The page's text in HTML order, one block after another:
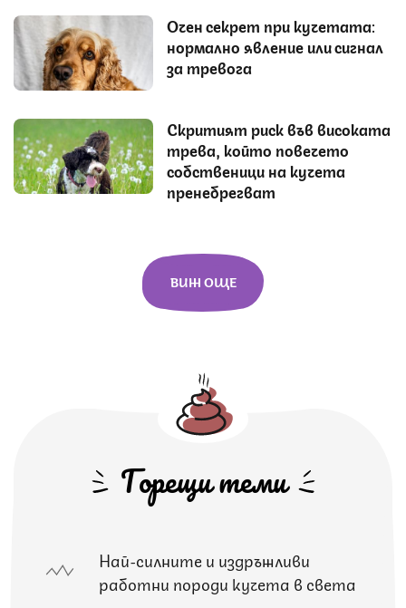
Очен секрет при кучетата:
нормално явление или сигнал
за тревога
Скритият риск във високата
трева, който повечето
собственици на кучета
пренебрегват
ВИЖ ОЩЕ
Горещи теми
Най-силните и издръжливи
работни породи кучета в света